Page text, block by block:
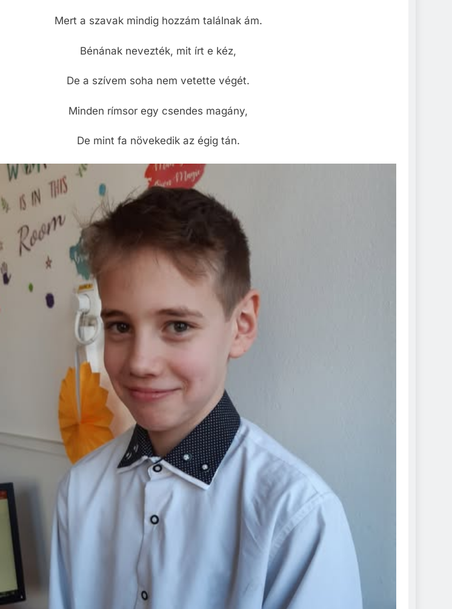
Mert a szavak mindig hozzám találnak ám.
Bénának nevezték, mit írt e kéz,
De a szívem soha nem vetette végét.
Minden rímsor egy csendes magány,
De mint fa növekedik az égig tán.